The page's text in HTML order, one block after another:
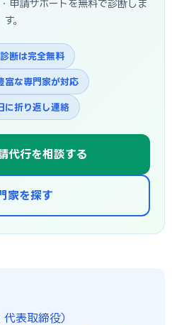
申請サポートを無料で診断しま
す。
断は完全無料
富な専門家が対応
に折り返し連絡
代行を相談する
家を探す
表取締役）